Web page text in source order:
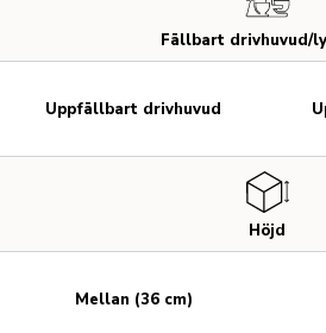
Fällbart drivhuvud/
Höjd
Uppfällbart drivhuvud
Mellan (36 cm)